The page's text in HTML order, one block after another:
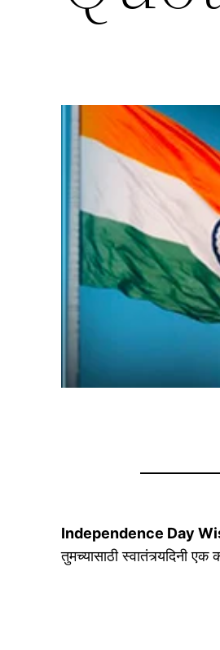
Independence Day
तुमच्यासाठी स्वातंत्र्यदिनी